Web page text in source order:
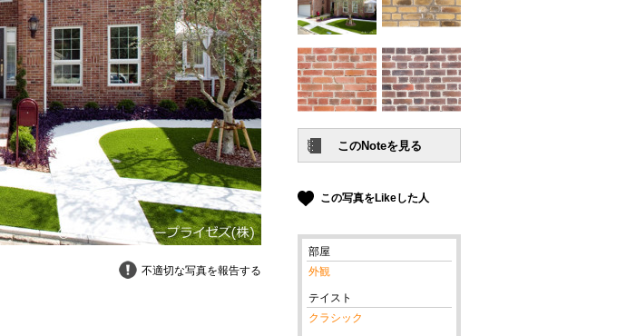
不適切な写真を報告する
この写真をLikeした人
部屋
外観
テイスト
クラシック